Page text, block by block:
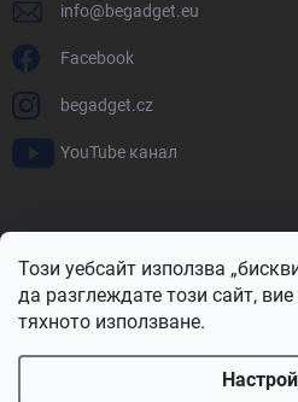
Този уебсайт използва
да разглеждате този сайт, вие
тяхното използване.
info@begadget.eu
Facebook
begadget.cz
YouTube канал
BeGadget.ro
BeGadget.pl